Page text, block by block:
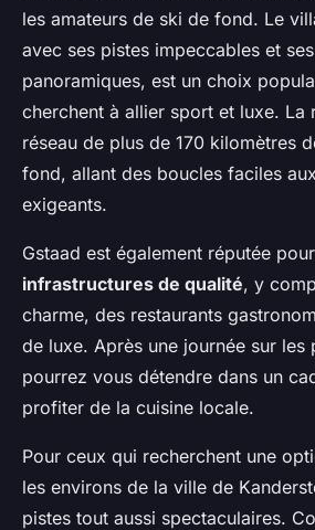
les amateurs de ski de fond. Le
avec ses pistes impeccables et
panoramiques, est un choix
cherchent à allier sport et luxe. La
réseau de plus de 170 kilomètres
fond, allant des boucles faciles
exigeants.
Gstaad est également réputée
infrastructures de qualité, y
charme, des restaurants
de luxe. Après une journée sur les
pourrez vous détendre dans un
profiter de la cuisine locale.
Pour ceux qui recherchent une
les environs de la ville de
pistes tout aussi spectaculaires.